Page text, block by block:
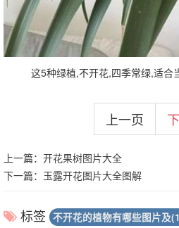
这5种绿植,不开花,四季常绿,适合
上一页
上一篇： 开花果树图片大全
下一篇： 玉露开花图片大全图解
标签 不开花的植物有哪些图片及